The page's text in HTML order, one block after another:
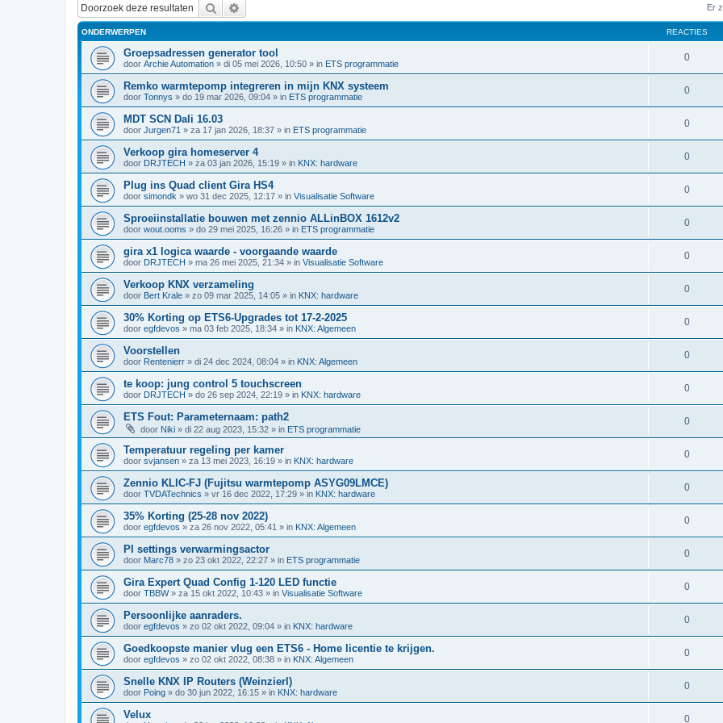
Zoek Er
ONDERWERPEN REACTIES
Groepsadressen generator tool
door Archie Automation » di 05 mei 2026, 10:50 » in ETS programmatie
0
Remko warmtepomp integreren in mijn KNX systeem
door Tonnys » do 19 mar 2026, 09:04 » in ETS programmatie
0
MDT SCN Dali 16.03
door Jurgen71 » za 17 jan 2026, 18:37 » in ETS programmatie
0
Verkoop gira homeserver 4
door DRJTECH » za 03 jan 2026, 15:19 » in KNX: hardware
0
Plug ins Quad client Gira HS4
door simondk » wo 31 dec 2025, 12:17 » in Visualisatie Software
0
Sproeiinstallatie bouwen met zennio ALLinBOX 1612v2
door wout.ooms » do 29 mei 2025, 16:26 » in ETS programmatie
0
gira x1 logica waarde - voorgaande waarde
door DRJTECH » ma 26 mei 2025, 21:34 » in Visualisatie Software
0
Verkoop KNX verzameling
door Bert Krale » zo 09 mar 2025, 14:05 » in KNX: hardware
0
30% Korting op ETS6-Upgrades tot 17-2-2025
door egfdevos » ma 03 feb 2025, 18:34 » in KNX: Algemeen
0
Voorstellen
door Rentenierr » di 24 dec 2024, 08:04 » in KNX: Algemeen
0
te koop: jung control 5 touchscreen
door DRJTECH » do 26 sep 2024, 22:19 » in KNX: hardware
0
ETS Fout: Parameternaam: path2
door Niki » di 22 aug 2023, 15:32 » in ETS programmatie
0
Temperatuur regeling per kamer
door svjansen » za 13 mei 2023, 16:19 » in KNX: hardware
0
Zennio KLIC-FJ (Fujitsu warmtepomp ASYG09LMCE)
door TVDATechnics » vr 16 dec 2022, 17:29 » in KNX: hardware
0
35% Korting (25-28 nov 2022)
door egfdevos » za 26 nov 2022, 05:41 » in KNX: Algemeen
0
PI settings verwarmingsactor
door Marc78 » zo 23 okt 2022, 22:27 » in ETS programmatie
0
Gira Expert Quad Config 1-120 LED functie
door TBBW» za 15 okt 2022, 10:43 » in Visualisatie Software
0
Persoonlijke aanraders.
door egfdevos » zo 02 okt 2022, 09:04 » in KNX: hardware
0
Goedkoopste manier vlug een ETS6 - Home licentie te krijgen.
door egfdevos » zo 02 okt 2022, 08:38 » in KNX: Algemeen
0
Snelle KNX IP Routers (Weinzierl)
door Poing » do 30 jun 2022, 16:15 » in KNX: hardware
0
Velux 0